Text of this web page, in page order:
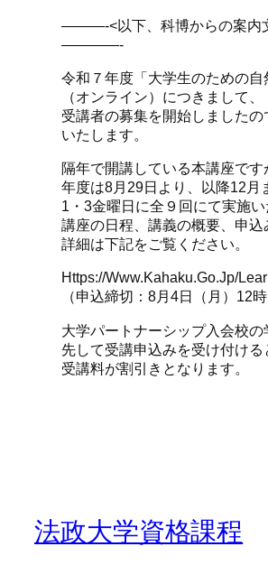
———-<以下、科博からの案内
————-
令和７年度「大学生のための自
（オンライン）につきまして、
受講者の募集を開始しましたの
いたします。
隔年で開講している本講座です
年度は8月29日より、以降12月
1・3金曜日に全９回にて実施い
講座の日程、講義の概要、申込
詳細は下記をご覧ください。
Https://www.kahaku.go.jp/
（申込締切：8月4日（月）12時
大学パートナーシップ入会校の
先して受講申込みを受け付ける
受講料が割引きとなります。
法政大学資格課程